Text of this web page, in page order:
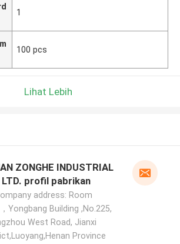
1
100 pcs
Lihat Lebih
ZONGHE INDUSTRIAL
LTD. profil pabrikan
address: Room
Yongbang Building ,No.225,
West Road, Jianxi
Province